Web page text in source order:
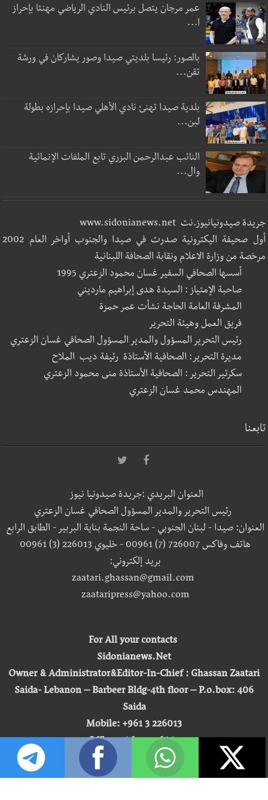
عمر مرجان يتصل برئيس النادي الرياضي مهنئا بإحراز
ا...
بالصور: رئيسا بلديتي صيدا وصور يشاركان في ورشة
تقن...
بلدية صيدا تهنئ نادي الأهلي صيدا بإحرازه بطولة
لبن...
النائب عبدالرحمن البزري تابع الملفات الإنمائية
وال...
جريدة صيدونيانيوز.نت www.sidonianews.net
أول صحيفة اليكترونية صدرت في صيدا والجنوب أواخر العام 2002
مرخصة من وزارة الاعلام ونقابة الصحافة اللبنانية
أسسها الصحافي السفير غسان محمود الزعتري 1995
صاحبة الإمتياز : السيدة هدى إبراهيم مارديني
المشرفة العامة الحاجة نشأت عمر حمزة
فريق العمل وهيئة التحرير
رئيس التحرير المسؤول والمدير المسؤول الصحافي غسان الزعتري
مديرة التحرير: الصحافية الأستاذة رئيفة ديب الملاح
سكرتير التحرير : الصحافية الأستاذة منى محمود الزعتري
المهندس محمد غسان الزعتري
تابعنا
العنوان البريدي :جريدة صيدونيا نيوز
رئيس التحرير والمدير المسؤول الصحافي غسان الزعتري
العنوان: صيدا - لبنان الجنوبي - ساحة النجمة بناية البربير - الطابق الرابع
هاتف وفاكس 726007 (7) 00961 - خليوي 226013 (3) 00961
بريد إلكتروني:
zaatari.ghassan@gmail.com
zaataripress@yahoo.com
For All your contacts
Sidonianews.Net
Owner & Administrator&Editor-In-Chief : Ghassan Zaatari
Saida- Lebanon – Barbeer Bldg-4th floor – P.o.box: 406
Saida
Mobile: +961 3 226013
Office: +961 7 726007
Email:
zaatari.ghassan@gmail.com